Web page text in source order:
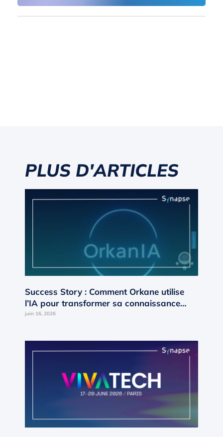
PLUS D'ARTICLES
Success Story : Comment Orkane utilise
l’IA pour transformer sa connaissance
interne en moteur de croissance ?
juin 16, 2026